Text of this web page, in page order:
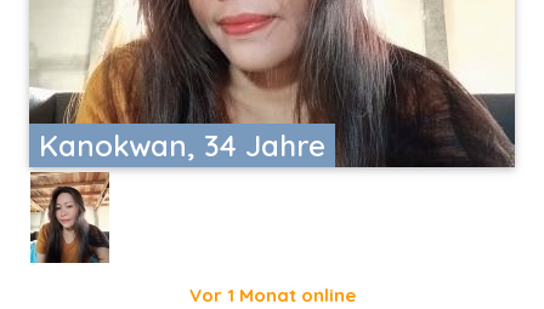
Kanokwan, 34 Jahre
Vor 1 Monat online